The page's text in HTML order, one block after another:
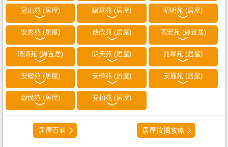
冠山苑 (居屋) 驥華苑 (居屋) 昭明苑 (居屋)
安秀苑 (居屋) 啟欣苑 (居屋) 高宏苑 (綠置居)
清濤苑 (綠置居) 朗天苑 (居屋) 兆翠苑 (居屋)
安楹苑 (居屋) 安樺苑 (居屋) 安麗苑 (居屋)
啟悅苑 (居屋) 安柏苑 (居屋)
居屋百科 居屋按揭攻略